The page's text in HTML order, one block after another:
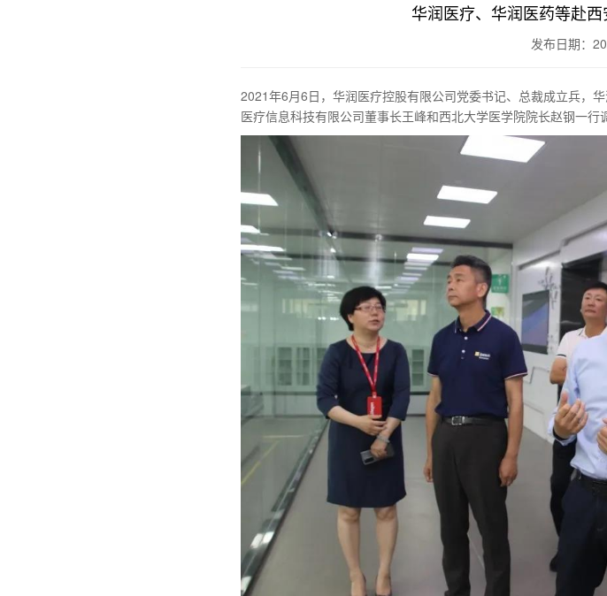
华润医疗、华润医药等赴
发布日期：
2021年6月6日，华润医疗控股有限公司党委书记、总裁成立兵，
医疗信息科技有限公司董事长王峰和西北大学医学院院长赵钢一行